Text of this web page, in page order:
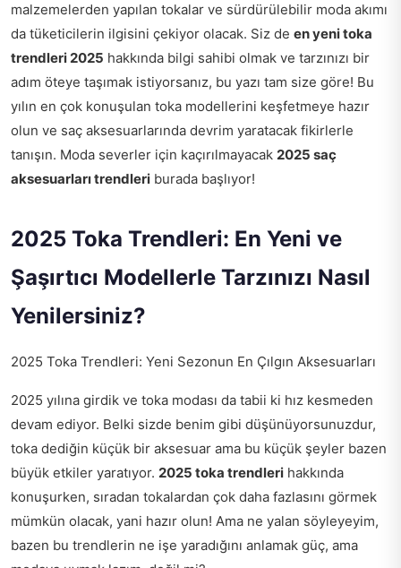
malzemelerden yapılan tokalar ve sürdürülebilir moda akımı
da tüketicilerin ilgisini çekiyor olacak. Siz de en yeni toka
trendleri 2025 hakkında bilgi sahibi olmak ve tarzınızı bir
adım öteye taşımak istiyorsanız, bu yazı tam size göre! Bu
yılın en çok konuşulan toka modellerini keşfetmeye hazır
olun ve saç aksesuarlarında devrim yaratacak fikirlerle
tanışın. Moda severler için kaçırılmayacak 2025 saç
aksesuarları trendleri burada başlıyor!
2025 Toka Trendleri: En Yeni ve
Şaşırtıcı Modellerle Tarzınızı Nasıl
Yenilersiniz?
2025 Toka Trendleri: Yeni Sezonun En Çılgın Aksesuarları
2025 yılına girdik ve toka modası da tabii ki hız kesmeden
devam ediyor. Belki sizde benim gibi düşünüyorsunuzdur,
toka dediğin küçük bir aksesuar ama bu küçük şeyler bazen
büyük etkiler yaratıyor. 2025 toka trendleri hakkında
konuşurken, sıradan tokalardan çok daha fazlasını görmek
mümkün olacak, yani hazır olun! Ama ne yalan söyleyeyim,
bazen bu trendlerin ne işe yaradığını anlamak güç, ama